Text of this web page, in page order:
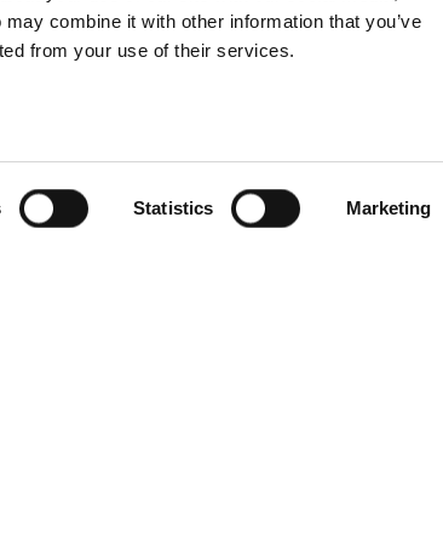
combine it with other information that you’ve
from your use of their services.
Statistics Marketing